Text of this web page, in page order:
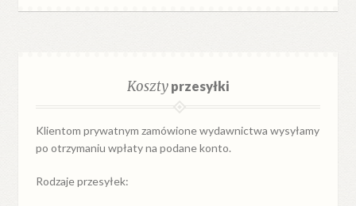
Kosztyprzesyłki
Klientom prywatnym zamówione wydawnictwa wysyłamy
po otrzymaniu wpłaty na podane konto.
Rodzaje przesyłek: